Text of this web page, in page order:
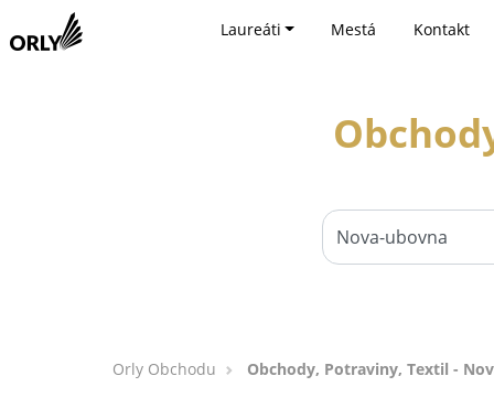
Laureáti Mestá Kontakt
Orly Obchodu Obchody, Potraviny, Textil -